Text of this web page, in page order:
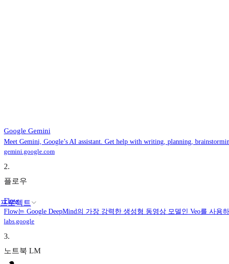
프로젝트
‎Google Gemini
Meet Gemini, Google’s AI assistant. Get help with writing, planning,
gemini.google.com
2.
플로우
Flow
Flow는 Google DeepMind의 가장 강력한 생성형 동영상 모델인 Veo를 사
labs.google
3.
노트북 LM